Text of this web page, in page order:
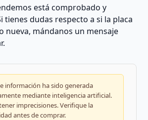
está comprobado y
tienes dudas respecto a si la placa
nueva, mándanos un mensaje
información ha sido generada
mediante inteligencia artificial.
imprecisiones. Verifique la
antes de comprar.